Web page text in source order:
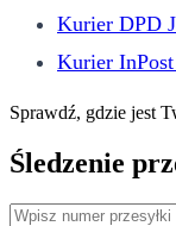
Kurier DPD
Kurier
Sprawdź, gdzie jest
Śledzenie